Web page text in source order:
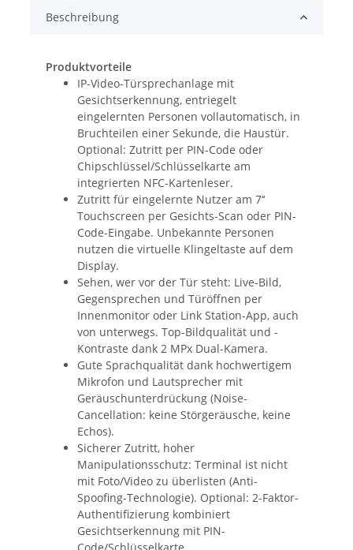
Beschreibung
Produktvorteile
IP-Video-Türsprechanlage mit
Gesichtserkennung, entriegelt
eingelernten Personen vollautomatisch, in
Bruchteilen einer Sekunde, die Haustür.
Optional: Zutritt per PIN-Code oder
Chipschlüssel/Schlüsselkarte am
integrierten NFC-Kartenleser.
Zutritt für eingelernte Nutzer am 7‘‘
Touchscreen per Gesichts-Scan oder PIN-
Code-Eingabe. Unbekannte Personen
nutzen die virtuelle Klingeltaste auf dem
Display.
Sehen, wer vor der Tür steht: Live-Bild,
Gegensprechen und Türöffnen per
Innenmonitor oder Link Station-App, auch
von unterwegs. Top-Bildqualität und -
Kontraste dank 2 MPx Dual-Kamera.
Gute Sprachqualität dank hochwertigem
Mikrofon und Lautsprecher mit
Geräuschunterdrückung (Noise-
Cancellation: keine Störgeräusche, keine
Echos).
Sicherer Zutritt, hoher
Manipulationsschutz: Terminal ist nicht
mit Foto/Video zu überlisten (Anti-
Spoofing-Technologie). Optional: 2-Faktor-
Authentifizierung kombiniert
Gesichtserkennung mit PIN-